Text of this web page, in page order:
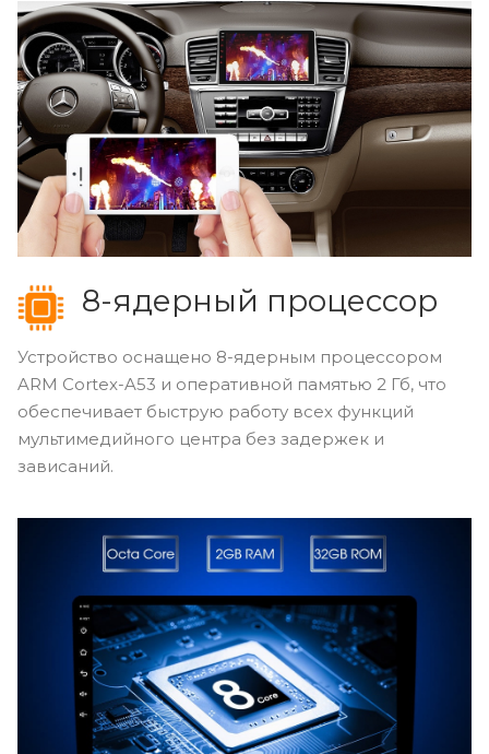
8-ядерный процессор
Устройство оснащено 8-ядерным процессором
ARM Cortex-A53 и оперативной памятью 2 Гб, что
обеспечивает быструю работу всех функций
мультимедийного центра без задержек и
зависаний.